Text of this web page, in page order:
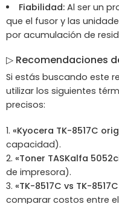
Fiabilidad:Al ser un
que el fusor y las
por acumulación de
▷ Recomendaciones
Si estás buscando este
utilizar los siguientes
precisos:
«Kyocera TK-8517C
capacidad).
«Toner TASKalfa
de impresora).
«TK-8517C vs TK-
comparar costos entre